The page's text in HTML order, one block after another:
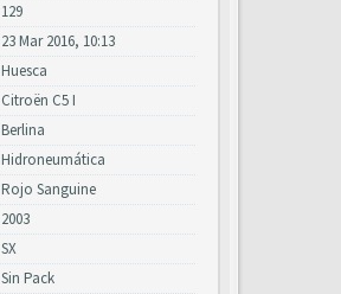
129
23 Mar 2016, 10:13
Huesca
Citroën C5 I
Berlina
Hidroneumática
Rojo Sanguine
2003
SX
Sin Pack